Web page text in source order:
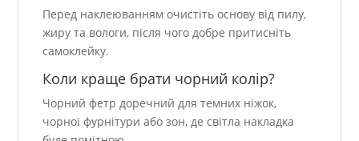
Перед наклеюванням очистіть основу від пилу,
жиру та вологи, після чого добре притисніть
самоклейку.
Коли краще брати чорний колір?
Чорний фетр доречний для темних ніжок,
чорної фурнітури або зон, де світла накладка